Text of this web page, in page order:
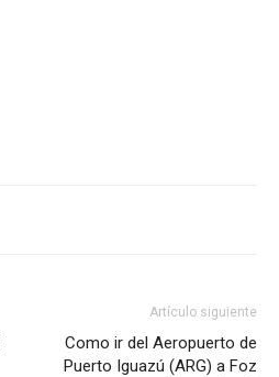
Artículo siguiente
Como ir del Aeropuerto de
Puerto Iguazú (ARG) a Foz